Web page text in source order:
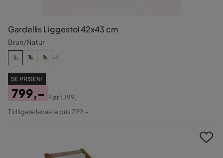
Gardellis Liggestol 42x43 cm
Brun/Natur
+2
SE PRISEN!
Pris
799,-
Original
Før1.199,-
Tidligere laveste pris 799,-